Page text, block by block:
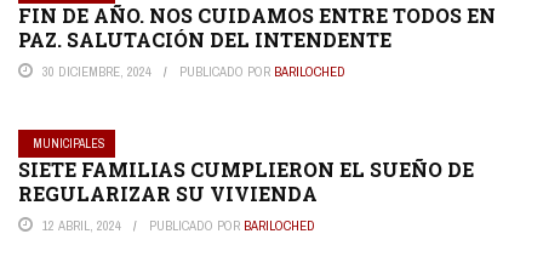
FIN DE AÑO. NOS CUIDAMOS ENTRE TODOS EN
PAZ. SALUTACIÓN DEL INTENDENTE
30 DICIEMBRE, 2024 PUBLICADO POR BARILOCHED
MUNICIPALES
SIETE FAMILIAS CUMPLIERON EL SUEÑO DE
REGULARIZAR SU VIVIENDA
12 ABRIL, 2024 PUBLICADO POR BARILOCHED